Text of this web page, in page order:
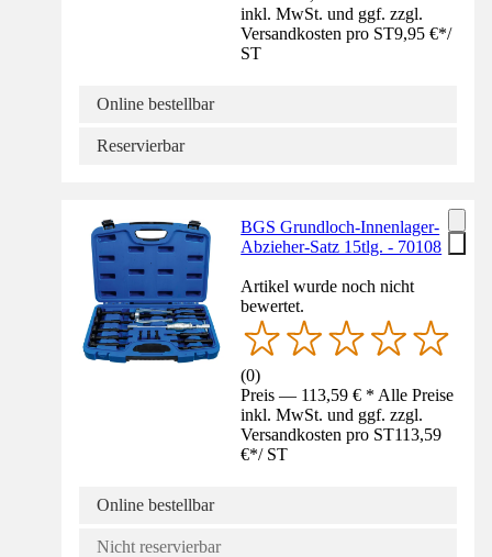
inkl. MwSt. und ggf. zzgl.
Versandkosten pro ST9,95 €*/
ST
Online bestellbar
Reservierbar
BGS Grundloch-Innenlager-
Abzieher-Satz 15tlg. - 70108
Artikel wurde noch nicht
bewertet.
(0)
Preis — 113,59 € * Alle Preise
inkl. MwSt. und ggf. zzgl.
Versandkosten pro ST113,59
€*/ ST
Online bestellbar
Nicht reservierbar